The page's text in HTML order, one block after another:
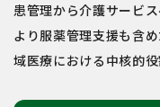
患管理から介護サービ
より服薬管理支援も含
域医療における中核的役